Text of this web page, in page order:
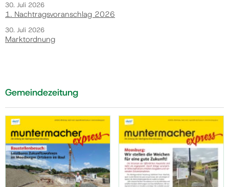
30. Juli 2026
1. Nachtragsvoranschlag 2026
30. Juli 2026
Marktordnung
Gemeindezeitung